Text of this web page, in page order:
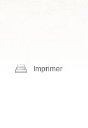
Imprimer